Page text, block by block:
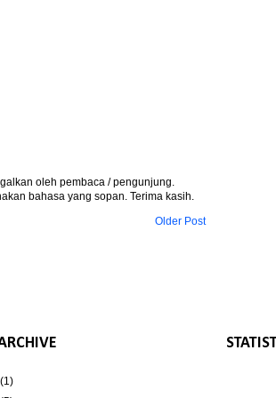
oleh pembaca / pengunjung.
bahasa yang sopan. Terima kasih.
Older Post
(1)